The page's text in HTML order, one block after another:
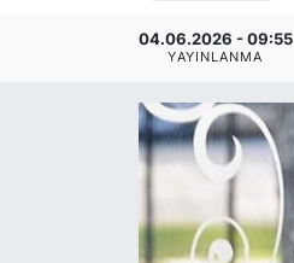
04.06.2026 - 09:55
YAYINLANMA